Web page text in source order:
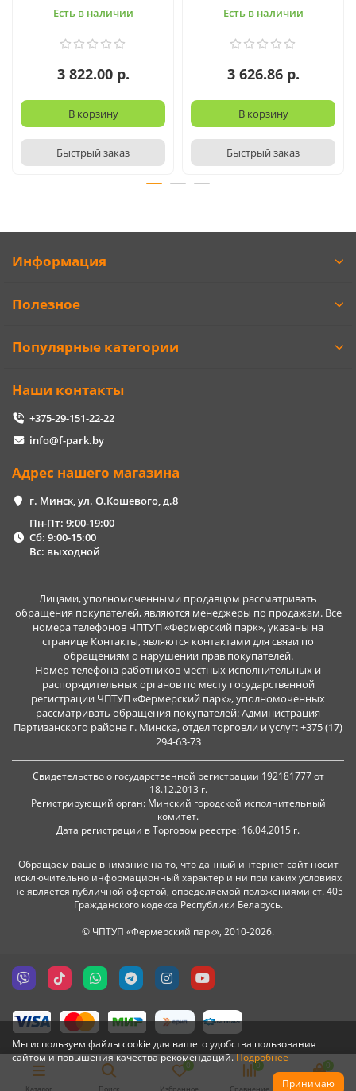
Есть в наличии
3 822.00 р.
В корзину
Быстрый заказ
Есть в наличии
3 626.86 р.
В корзину
Быстрый заказ
Мы используем файлы cookie для вашего удобства пользования
сайтом и повышения качества рекомендаций.Подробнее
Принимаю
Информация
Полезное
Популярные категории
Наши контакты
+375-29-151-22-22
info@f-park.by
Адрес нашего магазина
г. Минск, ул. О.Кошевого, д.8
Пн-Пт: 9:00-19:00
Сб: 9:00-15:00
Вс: выходной
Лицами, уполномоченными продавцом рассматривать
обращения покупателей, являются менеджеры по продажам. Все
номера телефонов ЧПТУП «Фермерский парк», указаны на
странице Контакты, являются контактами для связи по
обращениям о нарушении прав покупателей.
Номер телефона работников местных исполнительных и
распорядительных органов по месту государственной
регистрации ЧПТУП «Фермерский парк», уполномоченных
рассматривать обращения покупателей: Администрация
Партизанского района г. Минска, отдел торговли и услуг: +375 (17)
294-63-73
Свидетельство о государственной регистрации 192181777 от
18.12.2013 г.
Регистрирующий орган: Минский городской исполнительный
комитет.
Дата регистрации в Торговом реестре: 16.04.2015 г.
Обращаем ваше внимание на то, что данный интернет-сайт носит
исключительно информационный характер и ни при каких условиях
не является публичной офертой, определяемой положениями ст. 405
Гражданского кодекса Республики Беларусь.
© ЧПТУП «Фермерский парк», 2010-2026.
Каталог Поиск
0
Избранное
0
Сравнение
0
Корзина